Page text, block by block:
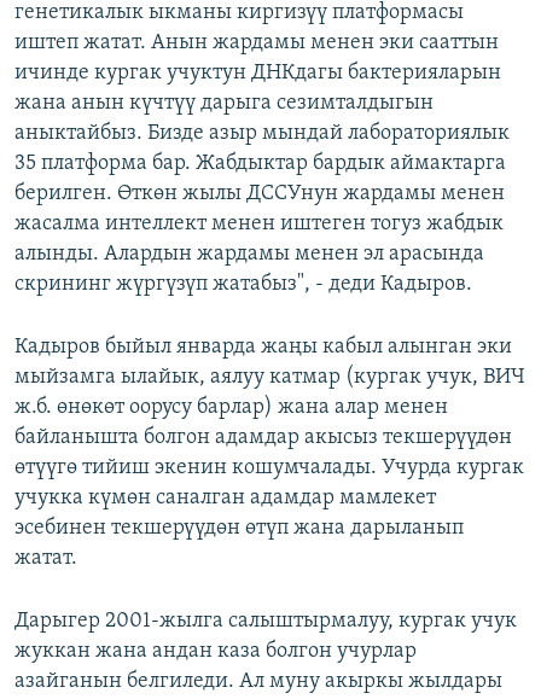
генетикалык ыкманы киргизүү платформасы
иштеп жатат. Анын жардамы менен эки сааттын
ичинде кургак учуктун ДНКдагы бактерияларын
жана анын күчтүү дарыга сезимталдыгын
аныктайбыз. Бизде азыр мындай лабораториялык
35 платформа бар. Жабдыктар бардык аймактарга
берилген. Өткөн жылы ДССУнун жардамы менен
жасалма интеллект менен иштеген тогуз жабдык
алынды. Алардын жардамы менен эл арасында
скрининг жүргүзүп жатабыз", - деди Кадыров.
Кадыров быйыл январда жаңы кабыл алынган эки
мыйзамга ылайык, аялуу катмар (кургак учук, ВИЧ
ж.б. өнөкөт оорусу барлар) жана алар менен
байланышта болгон адамдар акысыз текшерүүдөн
өтүүгө тийиш экенин кошумчалады. Учурда кургак
учукка күмөн саналган адамдар мамлекет
эсебинен текшерүүдөн өтүп жана дарыланып
жатат.
Дарыгер 2001-жылга салыштырмалуу, кургак учук
жуккан жана андан каза болгон учурлар
азайганын белгиледи. Ал муну акыркы жылдары